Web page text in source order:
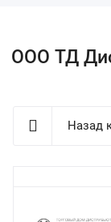
ООО ТД
Назад